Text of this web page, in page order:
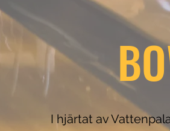
I hjärtat av